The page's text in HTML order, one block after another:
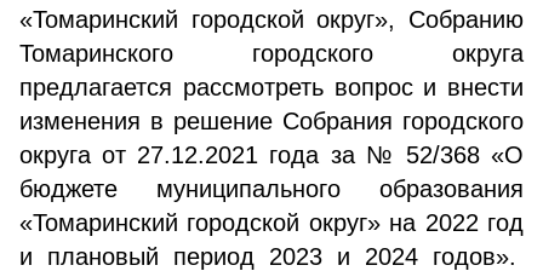
«Томаринский городской округ», Собранию
Томаринского городского округа
предлагается рассмотреть вопрос и внести
изменения в решение Собрания городского
округа от 27.12.2021 года за № 52/368 «О
бюджете муниципального образования
«Томаринский городской округ» на 2022 год
и плановый период 2023 и 2024 годов».